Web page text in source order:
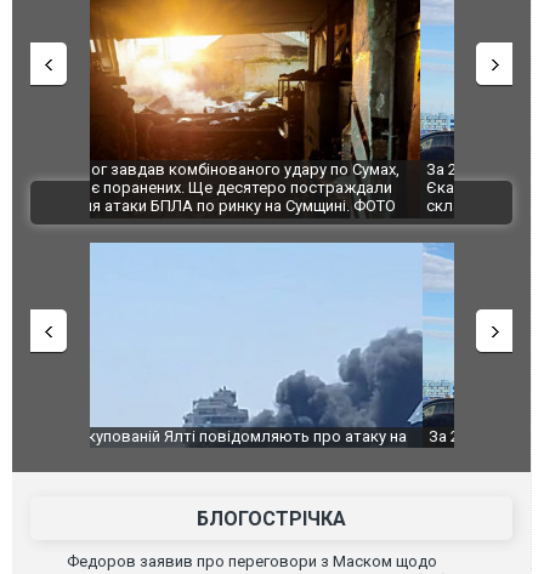
За 2000 кілометрів від кордону з Україною: в
Єкатеринбурзі після атаки дронів загорівся
склад Wildberries. ФОТО. ВІДЕО
"Мої
ВІДЕО
За 2000 кілометрів від кордону з Україною: в
склад Wildberries. ФОТО. ВІДЕО
В
БЛОГОСТРІЧКА
Федоров заявив про переговори з Маском щодо